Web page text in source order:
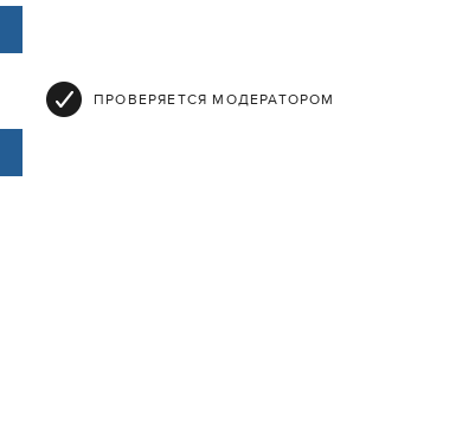
ПРОВЕРЯЕТСЯ МОДЕРАТОРОМ